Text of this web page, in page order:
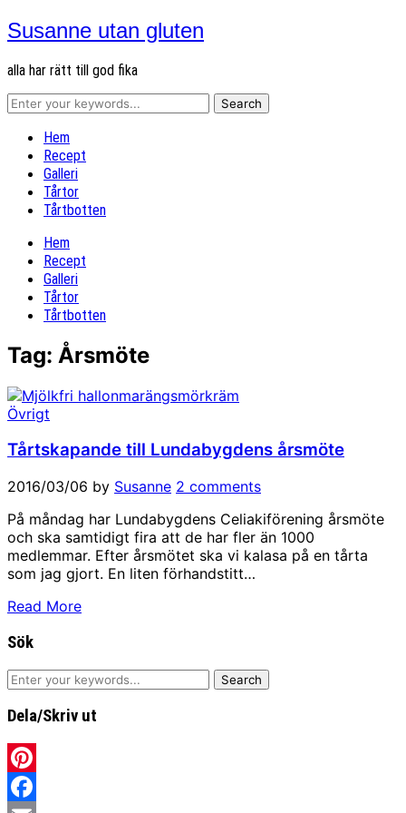
Susanne utan gluten
alla har rätt till god fika
Hem
Recept
Galleri
Tårtor
Tårtbotten
Hem
Recept
Galleri
Tårtor
Tårtbotten
Tag: Årsmöte
Övrigt
Tårtskapande till Lundabygdens årsmöte
2016/03/06 by Susanne 2 comments
På måndag har Lundabygdens Celiakiförening årsmöte
och ska samtidigt fira att de har fler än 1000
medlemmar. Efter årsmötet ska vi kalasa på en tårta
som jag gjort. En liten förhandstitt…
Read More
Sök
Dela/Skriv ut
Pinterest